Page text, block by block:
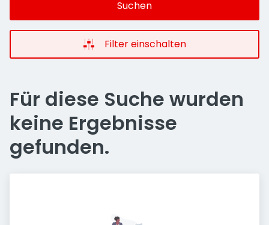
Suchen
Filter einschalten
Für diese Suche wurden
keine Ergebnisse
gefunden.